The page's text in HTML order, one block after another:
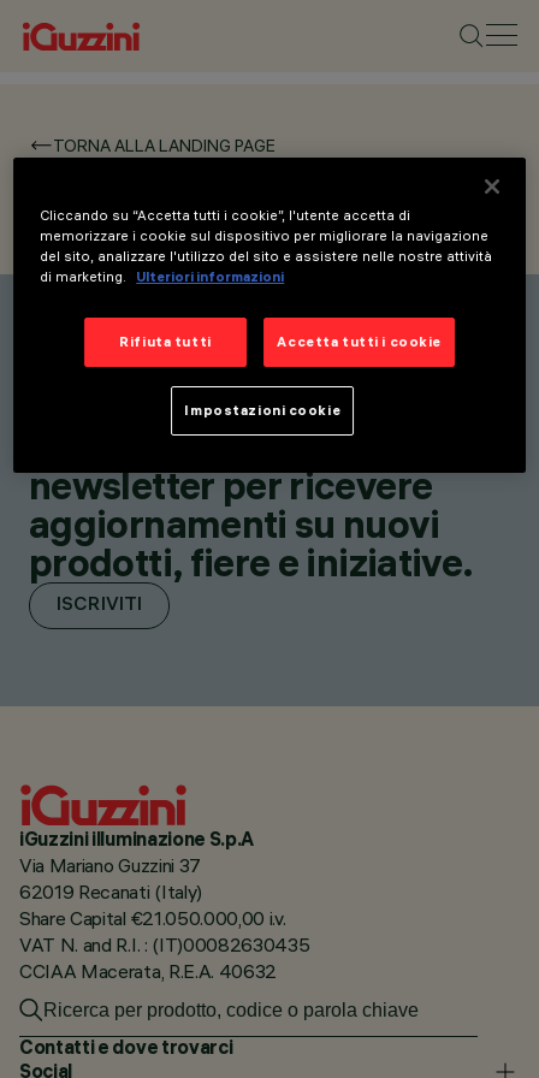
TORNA ALLA LANDING PAGE
WORKING
Rimani aggiornato sulle
nostre ultime innovazioni.
Iscriviti alla nostra
newsletter per ricevere
aggiornamenti su nuovi
prodotti, fiere e iniziative.
ISCRIVITI
iGuzzini illuminazione S.p.A
Via Mariano Guzzini 37
62019 Recanati (Italy)
Share Capital €21.050.000,00 i.v.
VAT N. and R.I. : (IT)00082630435
CCIAA Macerata, R.E.A. 40632
Contatti e dove trovarci
Social
Cliccando su “Accetta tutti i cookie”, l'utente accetta di
memorizzare i cookie sul dispositivo per migliorare la navigazione
del sito, analizzare l'utilizzo del sito e assistere nelle nostre attività
di marketing.
Ulteriori informazioni
Rifiuta tutti Accetta tutti i cookie
Impostazioni cookie